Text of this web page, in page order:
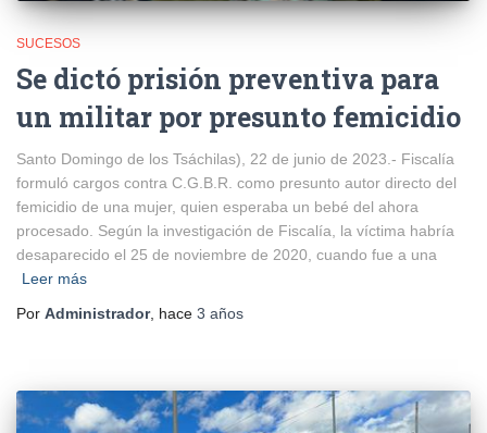
SUCESOS
Se dictó prisión preventiva para
un militar por presunto femicidio
Santo Domingo de los Tsáchilas), 22 de junio de 2023.- Fiscalía
formuló cargos contra C.G.B.R. como presunto autor directo del
femicidio de una mujer, quien esperaba un bebé del ahora
procesado. Según la investigación de Fiscalía, la víctima habría
desaparecido el 25 de noviembre de 2020, cuando fue a una
Leer más
Por Administrador, hace 3 años